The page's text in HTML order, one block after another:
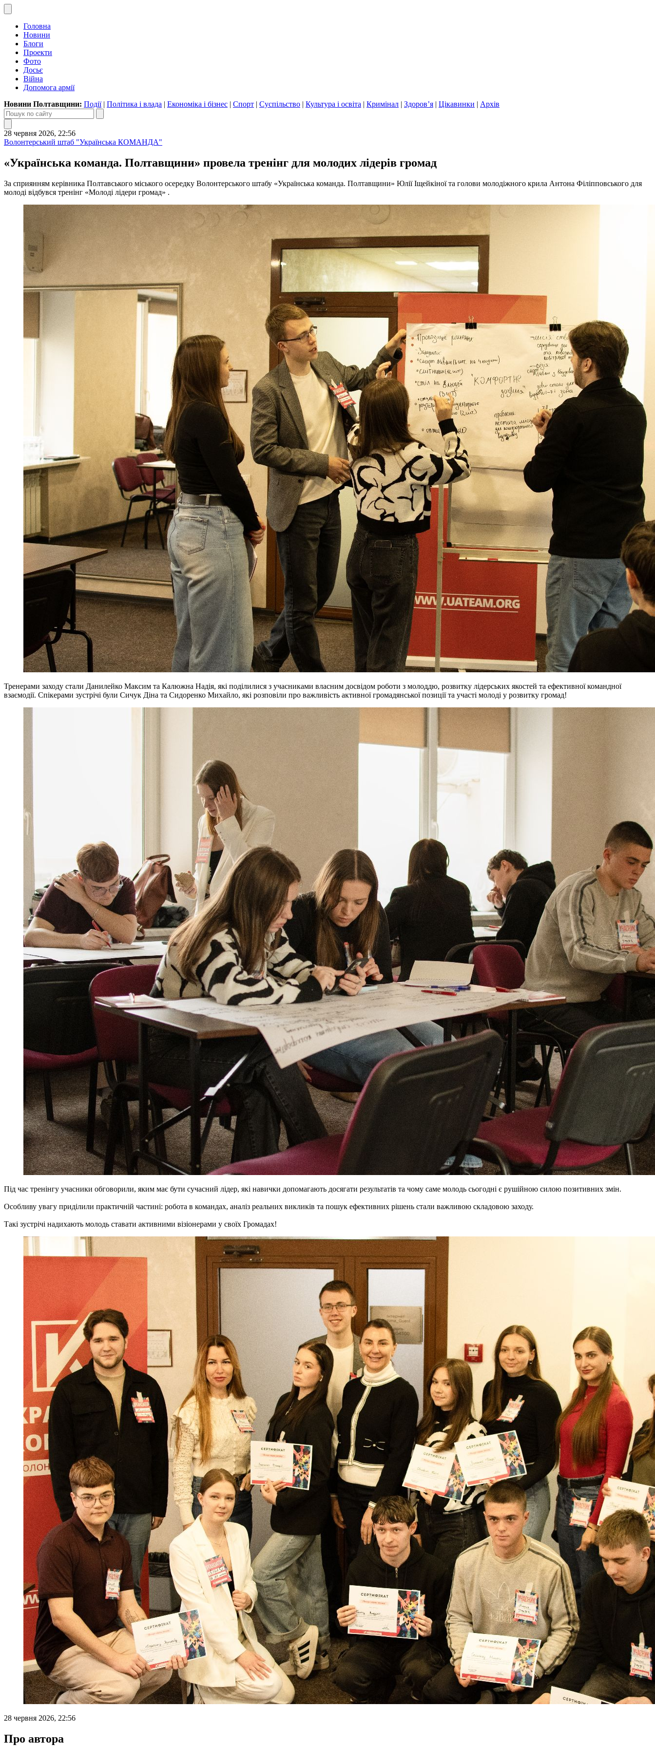
Головна
Новини
Блоги
Проекти
Фото
Досьє
Війна
Допомога армії
Новини Полтавщини: Події| Політика і влада | Економіка і бізнес | Спорт | Суспільство | Культура і освіта | Кримінал | Здоров’я | Цікавинки | Архів
28 червня 2026, 22:56
Волонтерський штаб "Українська КОМАНДА"
«Українська команда. Полтавщини» провела тренінг для молодих лідерів громад
За сприянням керівника Полтавського міського осередку Волонтерського штабу «Українська команда. Полтавщини» Юлії Іщейкіної та голови молодіжного крила Антона Філіпповського для
молоді відбувся тренінг «Молоді лідери громад» .
Тренерами заходу стали Данилейко Максим та Калюжна Надія, які поділилися з учасниками власним досвідом роботи з молоддю, розвитку лідерських якостей та ефективної командної
взаємодії. Спікерами зустрічі були Сичук Діна та Сидоренко Михайло, які розповіли про важливість активної громадянської позиції та участі молоді у розвитку громад!
Під час тренінгу учасники обговорили, яким має бути сучасний лідер, які навички допомагають досягати результатів та чому саме молодь сьогодні є рушійною силою позитивних змін.
Особливу увагу приділили практичній частині: робота в командах, аналіз реальних викликів та пошук ефективних рішень стали важливою складовою заходу.
Такі зустрічі надихають молодь ставати активними візіонерами у своїх Громадах!
28 червня 2026, 22:56
Про автора